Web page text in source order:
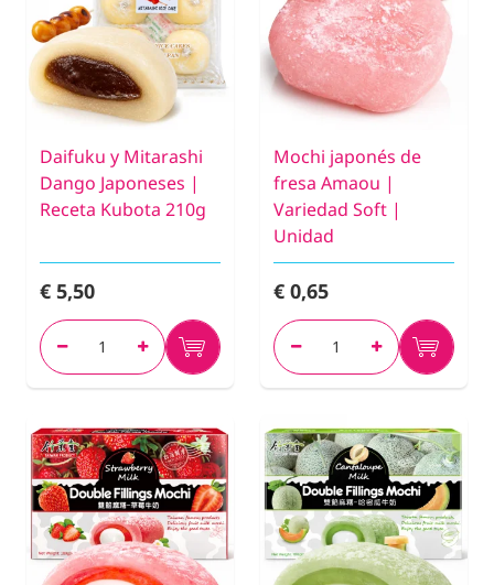
Daifuku y Mitarashi
Dango Japoneses |
Receta Kubota 210g
€ 5,50
Mochi japonés de
fresa Amaou |
Variedad Soft |
Unidad
€ 0,65